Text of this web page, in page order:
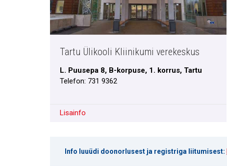
Tartu Ülikooli Kliinikumi verekeskus
L. Puusepa 8, B-korpuse, 1. korrus, Tartu
Telefon: 731 9362
Lisainfo
Info luuüdi doonorlusest ja registriga liitumisest: